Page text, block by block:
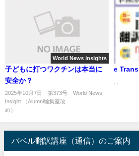
World News insights
子どもに打つワクチンは本当に
安全か？
2025年10月7日 第373号 World News
Insight （Alumni編集室改
め） ...
e
バベル翻訳講座（通信）のご案内